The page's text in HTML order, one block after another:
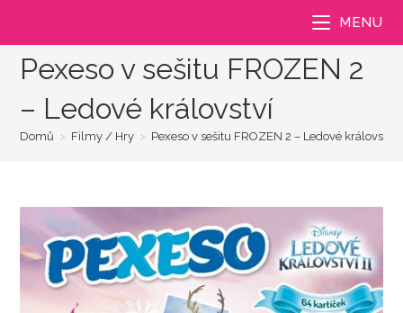
MENU
Pexeso v sešitu FROZEN 2
– Ledové království
Domů > Filmy / Hry > Pexeso v sešitu FROZEN 2 – Ledové království